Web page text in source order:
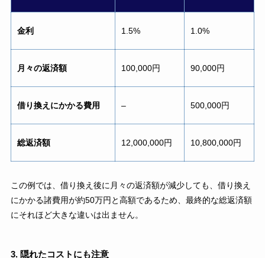
金利 1.5% 1.0%
月々の返済額 100,000円 90,000円
借り換えにかかる費用 – 500,000円
総返済額 12,000,000円 10,800,000円
この例では、借り換え後に月々の返済額が減少しても、借り換え
にかかる諸費用が約50万円と高額であるため、最終的な総返済額
にそれほど大きな違いは出ません。
3. 隠れたコストにも注意